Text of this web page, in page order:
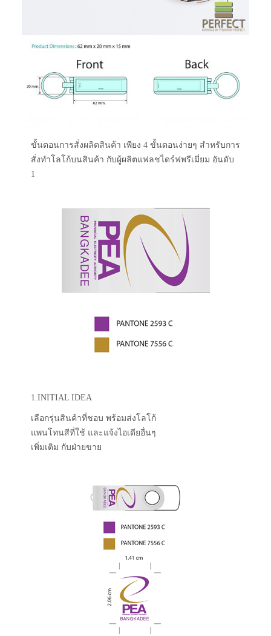
ขั้นตอนการสั่งผลิตสินค้า เพียง 4 ขั้นตอนง่ายๆ สำหรับการ
สั่งทำโลโก้บนสินค้า กับผู้ผลิตแฟลชไดร์ฟพรีเมี่ยม อันดับ
1
1.INITIAL IDEA
เลือกรุ่นสินค้าที่ชอบ พร้อมส่งโลโก้
แพนโทนสีที่ใช้ และแจ้งไอเดียอื่นๆ
เพิ่มเติม กับฝ่ายขาย